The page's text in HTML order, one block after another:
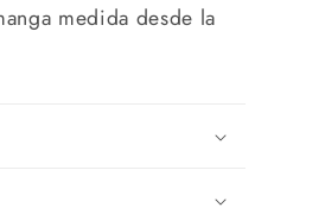
medida desde la